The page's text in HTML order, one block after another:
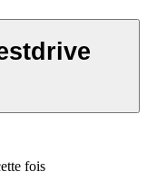
fois